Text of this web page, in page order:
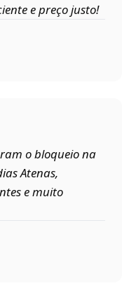
e preço justo!
o bloqueio na
Atenas,
e muito